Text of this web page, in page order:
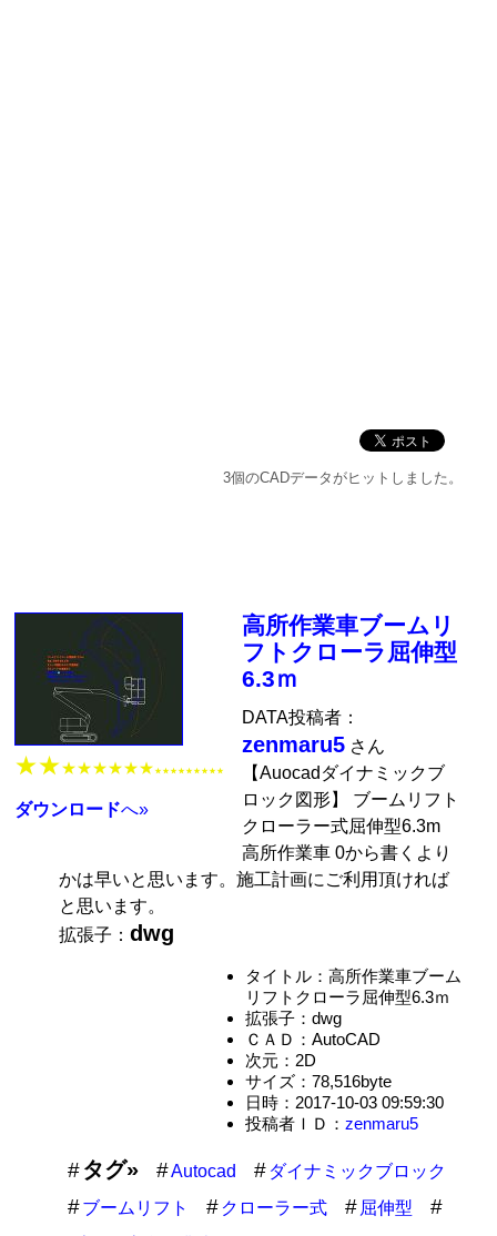
3個のCADデータがヒットしました。
★★★★★★★★ ★★★★★★★★★
ダウンロードへ»
高所作業車ブームリ
フトクローラ屈伸型
6.3ｍ
DATA投稿者：
zenmaru5 さん
【Auocadダイナミックブ
ロック図形】 ブームリフト
クローラー式屈伸型6.3m
高所作業車 0から書くより
かは早いと思います。施工計画にご利用頂ければ
と思います。
拡張子：dwg
タイトル：高所作業車ブーム
リフトクローラ屈伸型6.3ｍ
拡張子：dwg
ＣＡＤ：AutoCAD
次元：2D
サイズ：78,516byte
日時：2017-10-03 09:59:30
投稿者ＩＤ： zenmaru5
タグ» Autocad
ダイナミックブロック
ブームリフト
クローラー式
屈伸型